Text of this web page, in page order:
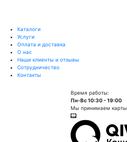
Каталоги
Услуги
Оплата и доставка
О нас
Наши клиенты и отзывы
Сотрудничество
Контакты
Время работы:
Пн-Вс 10:30 - 19:00
Мы принимаем карты